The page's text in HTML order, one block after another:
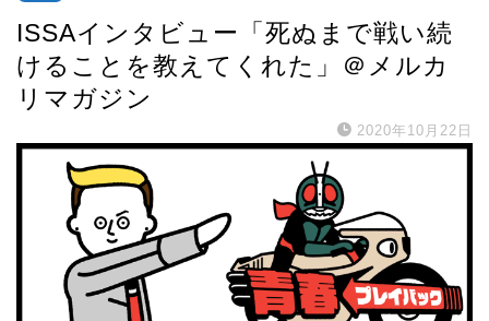
ISSAインタビュー「死ぬまで戦い続
けることを教えてくれた」＠メルカ
リマガジン
2020年10月22日